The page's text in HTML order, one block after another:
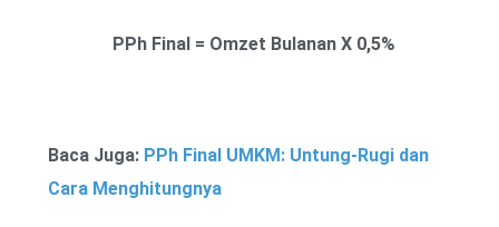
PPh Final = Omzet Bulanan X 0,5%
Baca Juga: PPh Final UMKM: Untung-Rugi dan
Cara Menghitungnya